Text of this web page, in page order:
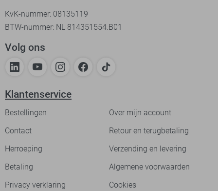
KvK-nummer: 08135119
BTW-nummer: NL 814351554.B01
Volg ons
Klantenservice
Bestellingen
Over mijn account
Contact
Retour en terugbetaling
Herroeping
Verzending en levering
Betaling
Algemene voorwaarden
Privacy verklaring
Cookies